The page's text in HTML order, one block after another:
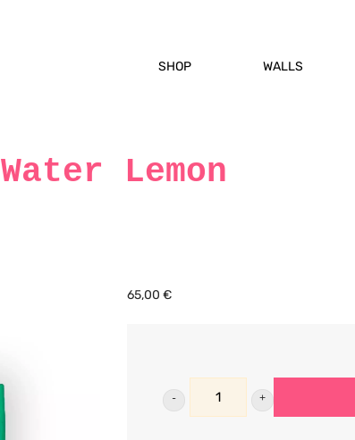
SHOP WALLS
Water Lemon
65,00 €
Water
Lemon